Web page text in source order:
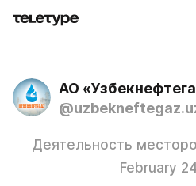
АО
Деятельность
February